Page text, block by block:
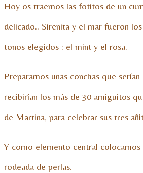
Hoy os traemos las fotitos de un
delicado.. Sirenita y el mar fueron
tonos elegidos : el mint y el rosa.
Preparamos unas conchas que
recibirían los más de 30 amiguitos
de Martina, para celebrar sus tres
Y como elemento central colocamos
rodeada de perlas.